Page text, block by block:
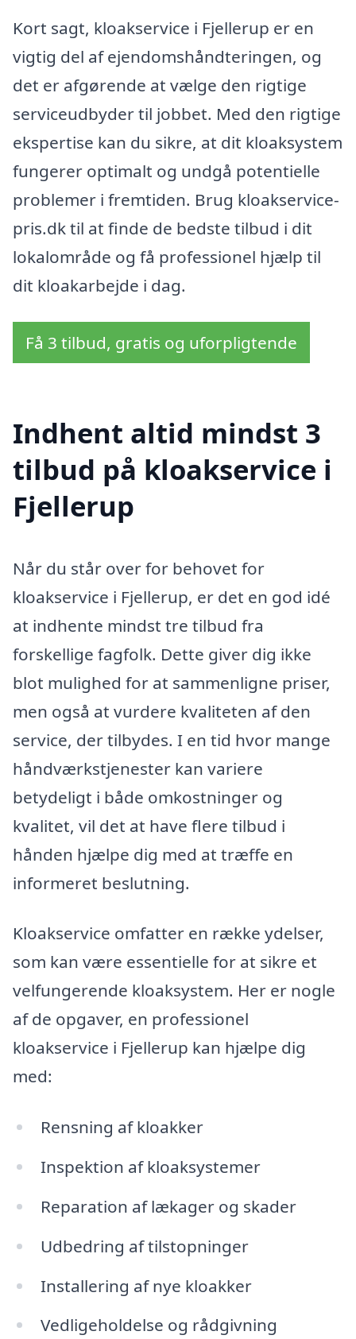
Kort sagt, kloakservice i Fjellerup er en
vigtig del af ejendomshåndteringen, og
det er afgørende at vælge den rigtige
serviceudbyder til jobbet. Med den rigtige
ekspertise kan du sikre, at dit kloaksystem
fungerer optimalt og undgå potentielle
problemer i fremtiden. Brug kloakservice-
pris.dk til at finde de bedste tilbud i dit
lokalområde og få professionel hjælp til
dit kloakarbejde i dag.
Få 3 tilbud, gratis og uforpligtende
Indhent altid mindst 3
tilbud på kloakservice i
Fjellerup
Når du står over for behovet for
kloakservice i Fjellerup, er det en god idé
at indhente mindst tre tilbud fra
forskellige fagfolk. Dette giver dig ikke
blot mulighed for at sammenligne priser,
men også at vurdere kvaliteten af den
service, der tilbydes. I en tid hvor mange
håndværkstjenester kan variere
betydeligt i både omkostninger og
kvalitet, vil det at have flere tilbud i
hånden hjælpe dig med at træffe en
informeret beslutning.
Kloakservice omfatter en række ydelser,
som kan være essentielle for at sikre et
velfungerende kloaksystem. Her er nogle
af de opgaver, en professionel
kloakservice i Fjellerup kan hjælpe dig
med:
Rensning af kloakker
Inspektion af kloaksystemer
Reparation af lækager og skader
Udbedring af tilstopninger
Installering af nye kloakker
Vedligeholdelse og rådgivning